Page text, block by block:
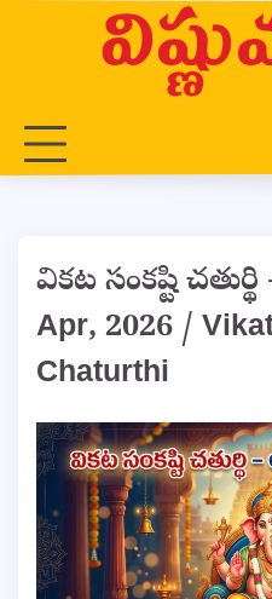
వికట సంకష్టి
Apr, 2026 /
Chaturthi